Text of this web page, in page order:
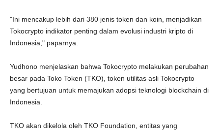
"Ini mencakup lebih dari 380 jenis token dan koin, menjadikan
Tokocrypto indikator penting dalam evolusi industri kripto di
Indonesia," paparnya.
Yudhono menjelaskan bahwa Tokocrypto melakukan perubahan
besar pada Toko Token (TKO), token utilitas asli Tokocrypto
yang bertujuan untuk memajukan adopsi teknologi blockchain di
Indonesia.
TKO akan dikelola oleh TKO Foundation, entitas yang